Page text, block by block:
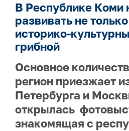
В Республике Коми
развивать не
историко-
грибной
Основное
регион приезжает
Петербурга и
открылась
знакомящая с